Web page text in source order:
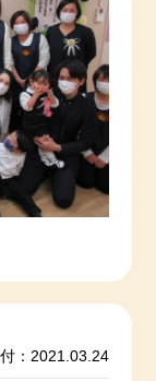
：2021.03.24